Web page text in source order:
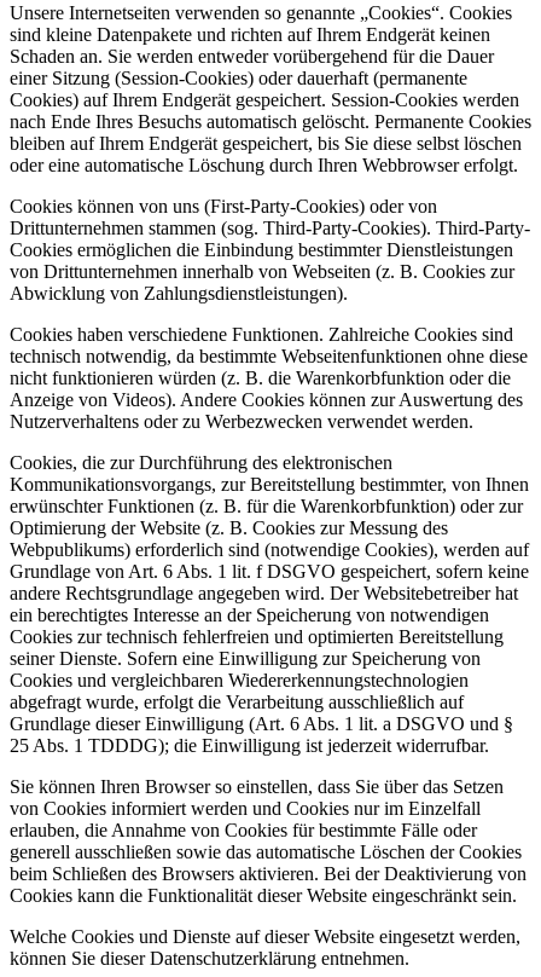
Unsere Internetseiten verwenden so genannte „Cookies“. Cookies
sind kleine Datenpakete und richten auf Ihrem Endgerät keinen
Schaden an. Sie werden entweder vorübergehend für die Dauer
einer Sitzung (Session-Cookies) oder dauerhaft (permanente
Cookies) auf Ihrem Endgerät gespeichert. Session-Cookies werden
nach Ende Ihres Besuchs automatisch gelöscht. Permanente Cookies
bleiben auf Ihrem Endgerät gespeichert, bis Sie diese selbst löschen
oder eine automatische Löschung durch Ihren Webbrowser erfolgt.
Cookies können von uns (First-Party-Cookies) oder von
Drittunternehmen stammen (sog. Third-Party-Cookies). Third-Party-
Cookies ermöglichen die Einbindung bestimmter Dienstleistungen
von Drittunternehmen innerhalb von Webseiten (z. B. Cookies zur
Abwicklung von Zahlungsdienstleistungen).
Cookies haben verschiedene Funktionen. Zahlreiche Cookies sind
technisch notwendig, da bestimmte Webseitenfunktionen ohne diese
nicht funktionieren würden (z. B. die Warenkorbfunktion oder die
Anzeige von Videos). Andere Cookies können zur Auswertung des
Nutzerverhaltens oder zu Werbezwecken verwendet werden.
Cookies, die zur Durchführung des elektronischen
Kommunikationsvorgangs, zur Bereitstellung bestimmter, von Ihnen
erwünschter Funktionen (z. B. für die Warenkorbfunktion) oder zur
Optimierung der Website (z. B. Cookies zur Messung des
Webpublikums) erforderlich sind (notwendige Cookies), werden auf
Grundlage von Art. 6 Abs. 1 lit. f DSGVO gespeichert, sofern keine
andere Rechtsgrundlage angegeben wird. Der Websitebetreiber hat
ein berechtigtes Interesse an der Speicherung von notwendigen
Cookies zur technisch fehlerfreien und optimierten Bereitstellung
seiner Dienste. Sofern eine Einwilligung zur Speicherung von
Cookies und vergleichbaren Wiedererkennungstechnologien
abgefragt wurde, erfolgt die Verarbeitung ausschließlich auf
Grundlage dieser Einwilligung (Art. 6 Abs. 1 lit. a DSGVO und §
25 Abs. 1 TDDDG); die Einwilligung ist jederzeit widerrufbar.
Sie können Ihren Browser so einstellen, dass Sie über das Setzen
von Cookies informiert werden und Cookies nur im Einzelfall
erlauben, die Annahme von Cookies für bestimmte Fälle oder
generell ausschließen sowie das automatische Löschen der Cookies
beim Schließen des Browsers aktivieren. Bei der Deaktivierung von
Cookies kann die Funktionalität dieser Website eingeschränkt sein.
Welche Cookies und Dienste auf dieser Website eingesetzt werden,
können Sie dieser Datenschutzerklärung entnehmen.